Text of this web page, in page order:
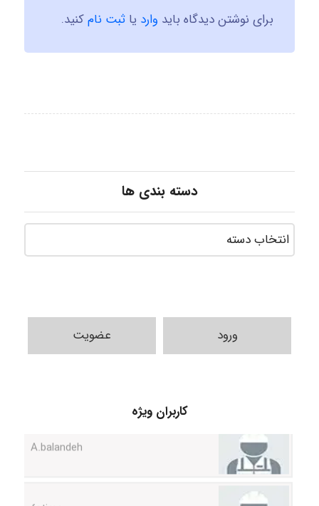
برای نوشتن دیدگاه باید وارد یا ثبت نامکنید.
دسته بندی ها
ورود عضویت
کاربران ویژه